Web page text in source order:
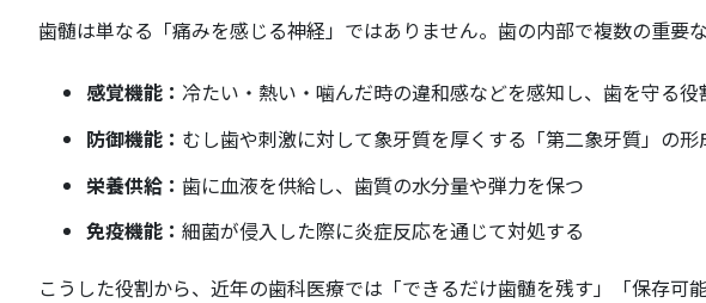
歯髄は単なる「痛みを感じる神経」ではありません。歯の内部で複数の重要
感覚機能： 冷たい・熱い・噛んだ時の違和感などを感知し、歯を守る役
防御機能： むし歯や刺激に対して象牙質を厚くする「第二象牙質」の形
栄養供給： 歯に血液を供給し、歯質の水分量や弾力を保つ
免疫機能： 細菌が侵入した際に炎症反応を通じて対処する
こうした役割から、近年の歯科医療では「できるだけ歯髄を残す」「保存可